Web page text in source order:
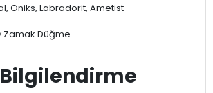
Oniks, Labradorit, Ametist
Zamak Düğme